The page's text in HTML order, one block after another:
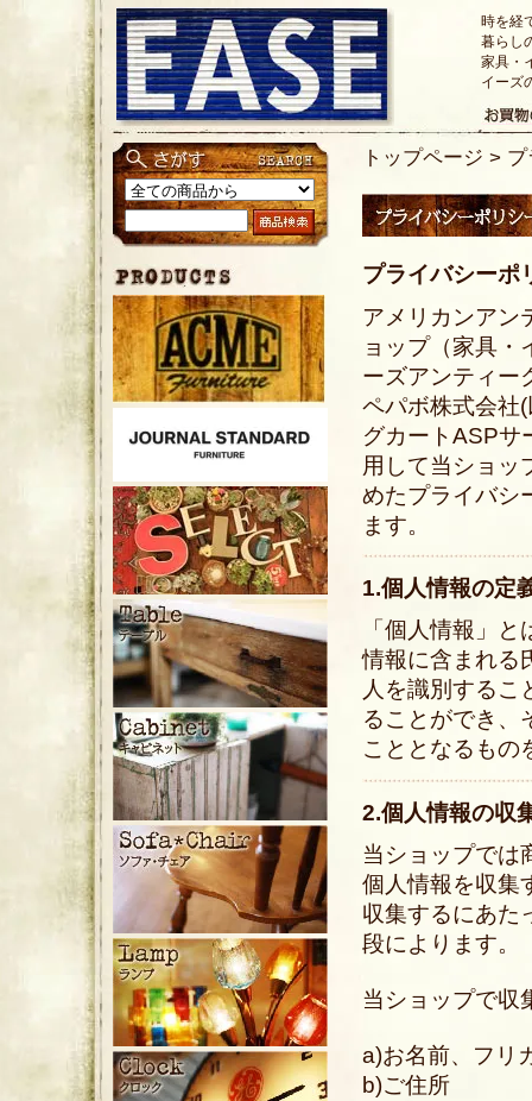
時を経
暮らし
家具・
イーズ
トップページ > プ
プライバシーポ
アメリカンアン
ョップ（家具
ーズアンティー
ペパボ株式会社
グカートASP
用して当ショッ
めたプライバシ
ます。
1.個人情報の定
「個人情報」
情報に含まれる
人を識別するこ
ることができ、
こととなるもの
2.個人情報の収
当ショップでは
個人情報を収集
収集するにあた
段によります。
当ショップで収
a)お名前、フリ
b)ご住所